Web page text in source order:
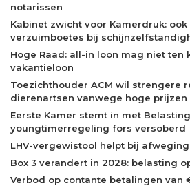
notarissen
Kabinet zwicht voor Kamerdruk:
verzuimboetes bij
Hoge Raad: all-in loon mag niet ten
vakantieloon
Toezichthouder ACM wil strengere
dierenartsen vanwege hoge prijzen
Eerste Kamer stemt in met
youngtimerregeling fors versoberd
LHV-vergewistool helpt bij
Box 3 verandert in 2028: belasting
Verbod op contante betalingen van